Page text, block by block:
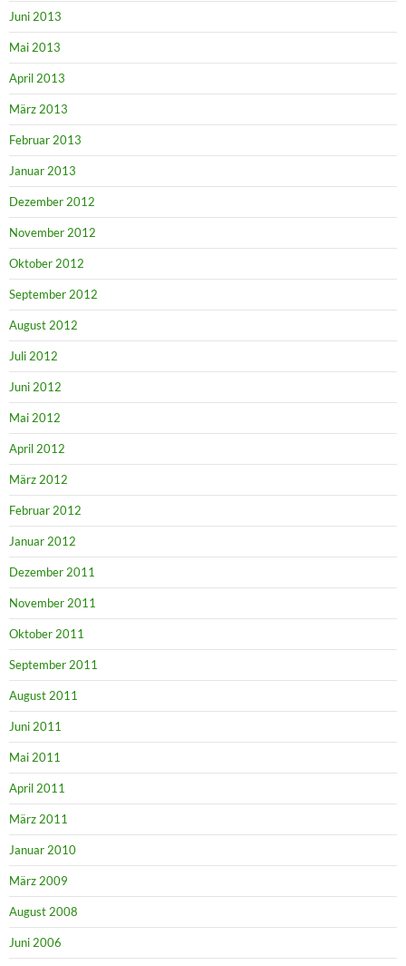
Juni 2013
Mai 2013
April 2013
März 2013
Februar 2013
Januar 2013
Dezember 2012
November 2012
Oktober 2012
September 2012
August 2012
Juli 2012
Juni 2012
Mai 2012
April 2012
März 2012
Februar 2012
Januar 2012
Dezember 2011
November 2011
Oktober 2011
September 2011
August 2011
Juni 2011
Mai 2011
April 2011
März 2011
Januar 2010
März 2009
August 2008
Juni 2006